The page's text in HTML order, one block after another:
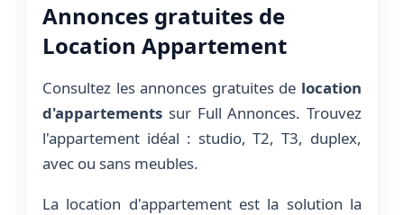
Annonces gratuites de
Location Appartement
Consultez les annonces gratuites de location
d'appartements sur Full Annonces. Trouvez
l'appartement idéal : studio, T2, T3, duplex,
avec ou sans meubles.
La location d'appartement est la solution la